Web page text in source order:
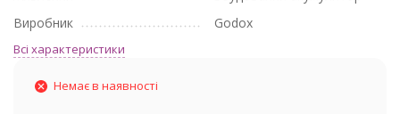
Виробник
Godox
Всі характеристики
Немає в наявності